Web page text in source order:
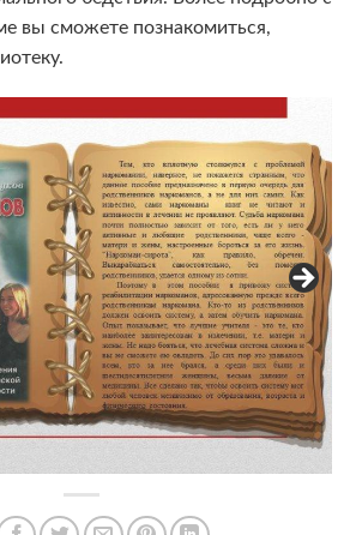
вы сможете познакомиться,